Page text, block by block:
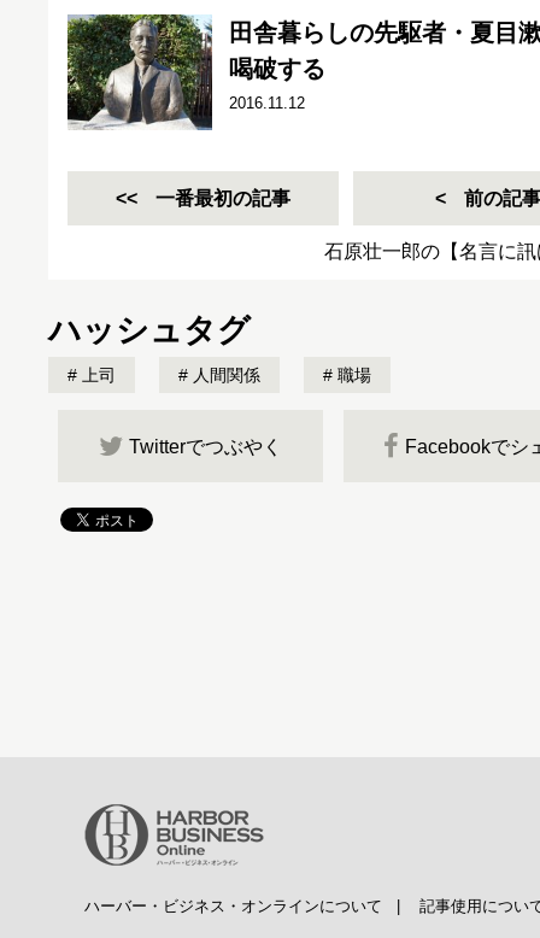
田舎暮らしの先駆者・夏目
喝破する
2016.11.12
一番最初の記事 前の記事
石原壮一郎の【名言に
ハッシュタグ
上司 人間関係 職場
Twitterでつぶやく Facebookでシ
ハーバー・ビジネス・オンラインについて 記事使用につい